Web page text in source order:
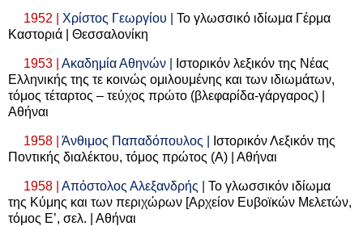
1952 | Χρίστος Γεωργίου | Το γλωσσικό ιδίωμα Γέρμα
Καστοριά | Θεσσαλονίκη
1953 | Ακαδημία Αθηνών |
Ιστορικόν λεξικόν της Νέας
Ελληνικής της τε κοινώς ομιλουμένης και των ιδιωμάτων,
τόμος τέταρτος – τεύχος πρώτο (βλεφαρίδα-γάργαρος) |
Αθήναι
1958 | Άνθιμος Παπαδόπουλος |
Ιστορικόν Λεξικόν της
Ποντικής διαλέκτου, τόμος πρώτος (Α) | Αθήναι
1958 | Απόστολος Αλεξανδρής | Το γλωσσικόν ιδίωμα
της Κύμης και των περιχώρων [Αρχείον Ευβοϊκών Μελετών,
τόμος Ε’, σελ. | Αθήναι